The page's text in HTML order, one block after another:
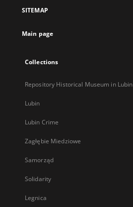
new
SITEMAP
Main page
Collections
Repository Historical Museum in Lubin
Lubin
Lubin Crime
Zagłębie Miedziowe
Samorząd
Solidarity
Legnica